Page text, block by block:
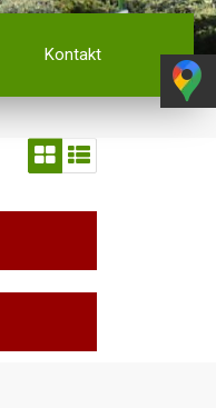
Kontakt